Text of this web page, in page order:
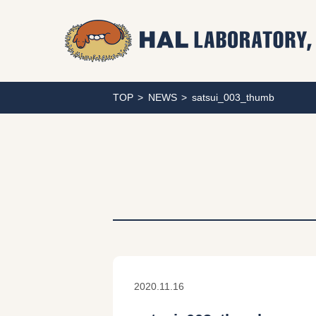
TOP NEWS satsui_003_thumb
2020.11.16